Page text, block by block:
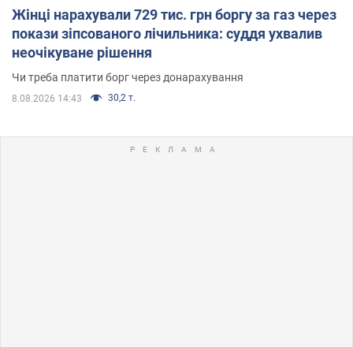
Жінці нарахували 729 тис. грн боргу за газ через
покази зіпсованого лічильника: суддя ухвалив
неочікуване рішення
Чи треба платити борг через донарахування
8.08.2026 14:43 30,2 т.